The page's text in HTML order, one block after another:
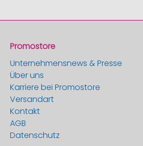
Promostore
Unternehmensnews & Presse
Über uns
Karriere bei Promostore
Versandart
Kontakt
AGB
Datenschutz